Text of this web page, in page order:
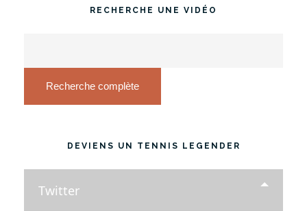
RECHERCHE UNE VIDÉO
Recherche complète
DEVIENS UN TENNIS LEGENDER
Twitter